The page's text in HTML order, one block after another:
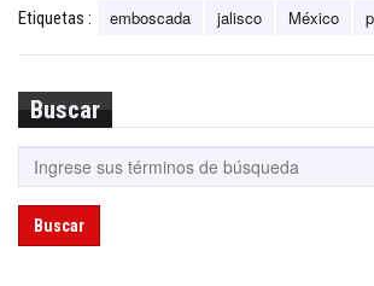
Etiquetas : emboscada jalisco México
Buscar
Buscar